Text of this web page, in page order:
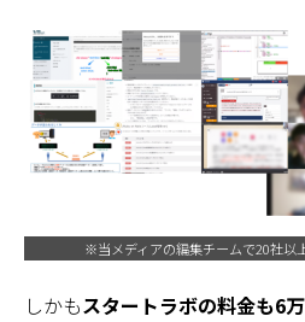
※当メディアの編集チームで20社以
しかもスタートラボの料金も6